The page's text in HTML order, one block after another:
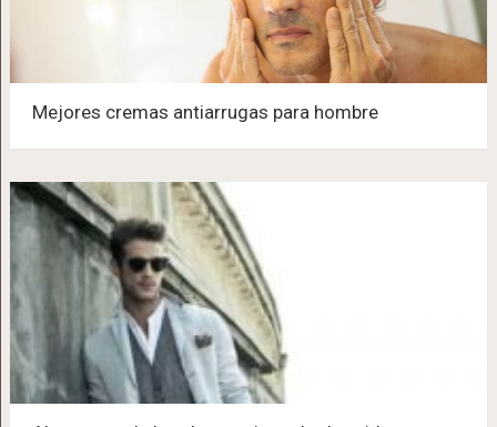
Mejores cremas antiarrugas para hombre